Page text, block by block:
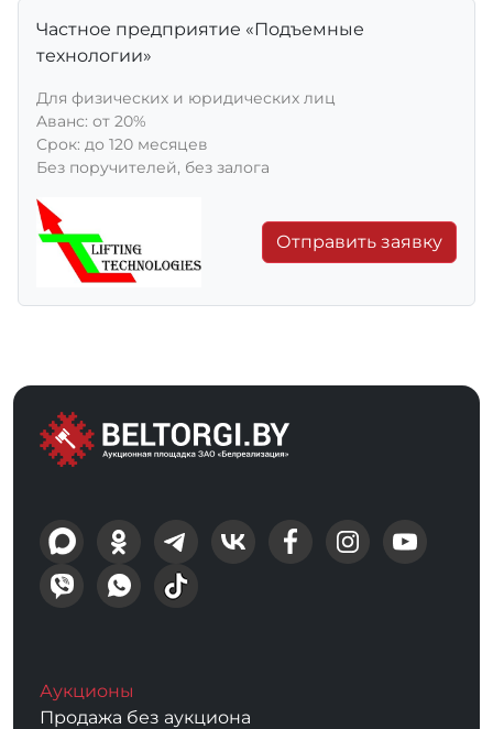
Частное предприятие «Подъемные
технологии»
Для физических и юридических лиц
Aванс: от 20%
Срок: до 120 месяцев
Без поручителей, без залога
Отправить заявку
Аукционы
Продажа без аукциона